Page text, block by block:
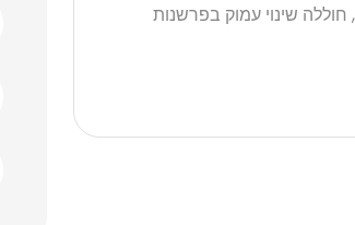
אפרופים), חוללה שינוי עמוק בפרשנות